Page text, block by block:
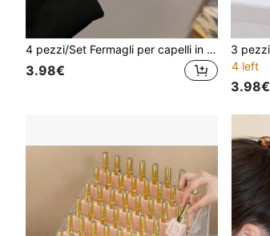
4 pezzi/Set Fermagli per capelli in stile Y2K da donna, oversize 8cm/3.15in, in plastica effetto gelatina, colori verde, marrone, ambra, accessori per capelli eleganti e minimalisti alla moda, adatti per uso quotidiano, casual, feste e occasioni di lavoro
3.98€
4 left
3.98€